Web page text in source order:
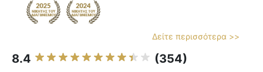
Δείτε περισσότερα >>
8.4 (354)